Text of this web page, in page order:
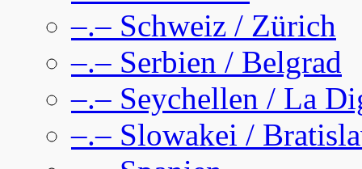
–.– Schweiz / Zürich
–.– Serbien / Belgrad
–.– Seychellen / La
–.– Slowakei /